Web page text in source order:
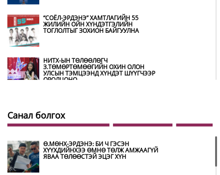
“СОЁЛ-ЭРДЭНЭ” ХАМТЛАГИЙН 55
ЖИЛИЙН ОЙН ХҮНДЭТГЭЛИЙН
ТОГЛОЛТЫГ ЗОХИОН БАЙГУУЛНА
НИТХ-ЫН ТӨЛӨӨЛӨГЧ
З.ТӨМӨРТӨМӨӨГИЙН ОХИН ОЛОН
УЛСЫН ТЭМЦЭЭНД ХҮНДЭТ ШҮҮГЧЭЭР
ОРОЛЦОНО
ШАЛГАРЧЭЭ
МУГЖ Э.ЛХАГВА-ОЧИР НАЛАЙХ
ДҮҮРГИЙН 43 ДАХЬ ХҮНДЭТ ИРГЭН
БОЛЖЭЭ
Санал болгох
Ө.МӨНХ-ЭРДЭНЭ: БИ Ч ГЭСЭН
ХҮҮХДИЙНХЭЭ ӨМНӨ ТӨЛЖ АМЖААГҮЙ
ЯВАА ТӨЛӨӨСТЭЙ ЭЦЭГ ХҮН